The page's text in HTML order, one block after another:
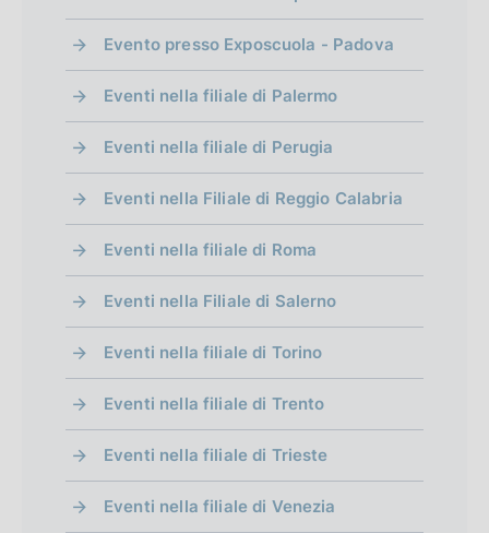
Evento presso Exposcuola - Padova
Eventi nella filiale di Palermo
Eventi nella filiale di Perugia
Eventi nella Filiale di Reggio Calabria
Eventi nella filiale di Roma
Eventi nella Filiale di Salerno
Eventi nella filiale di Torino
Eventi nella filiale di Trento
Eventi nella filiale di Trieste
Eventi nella filiale di Venezia